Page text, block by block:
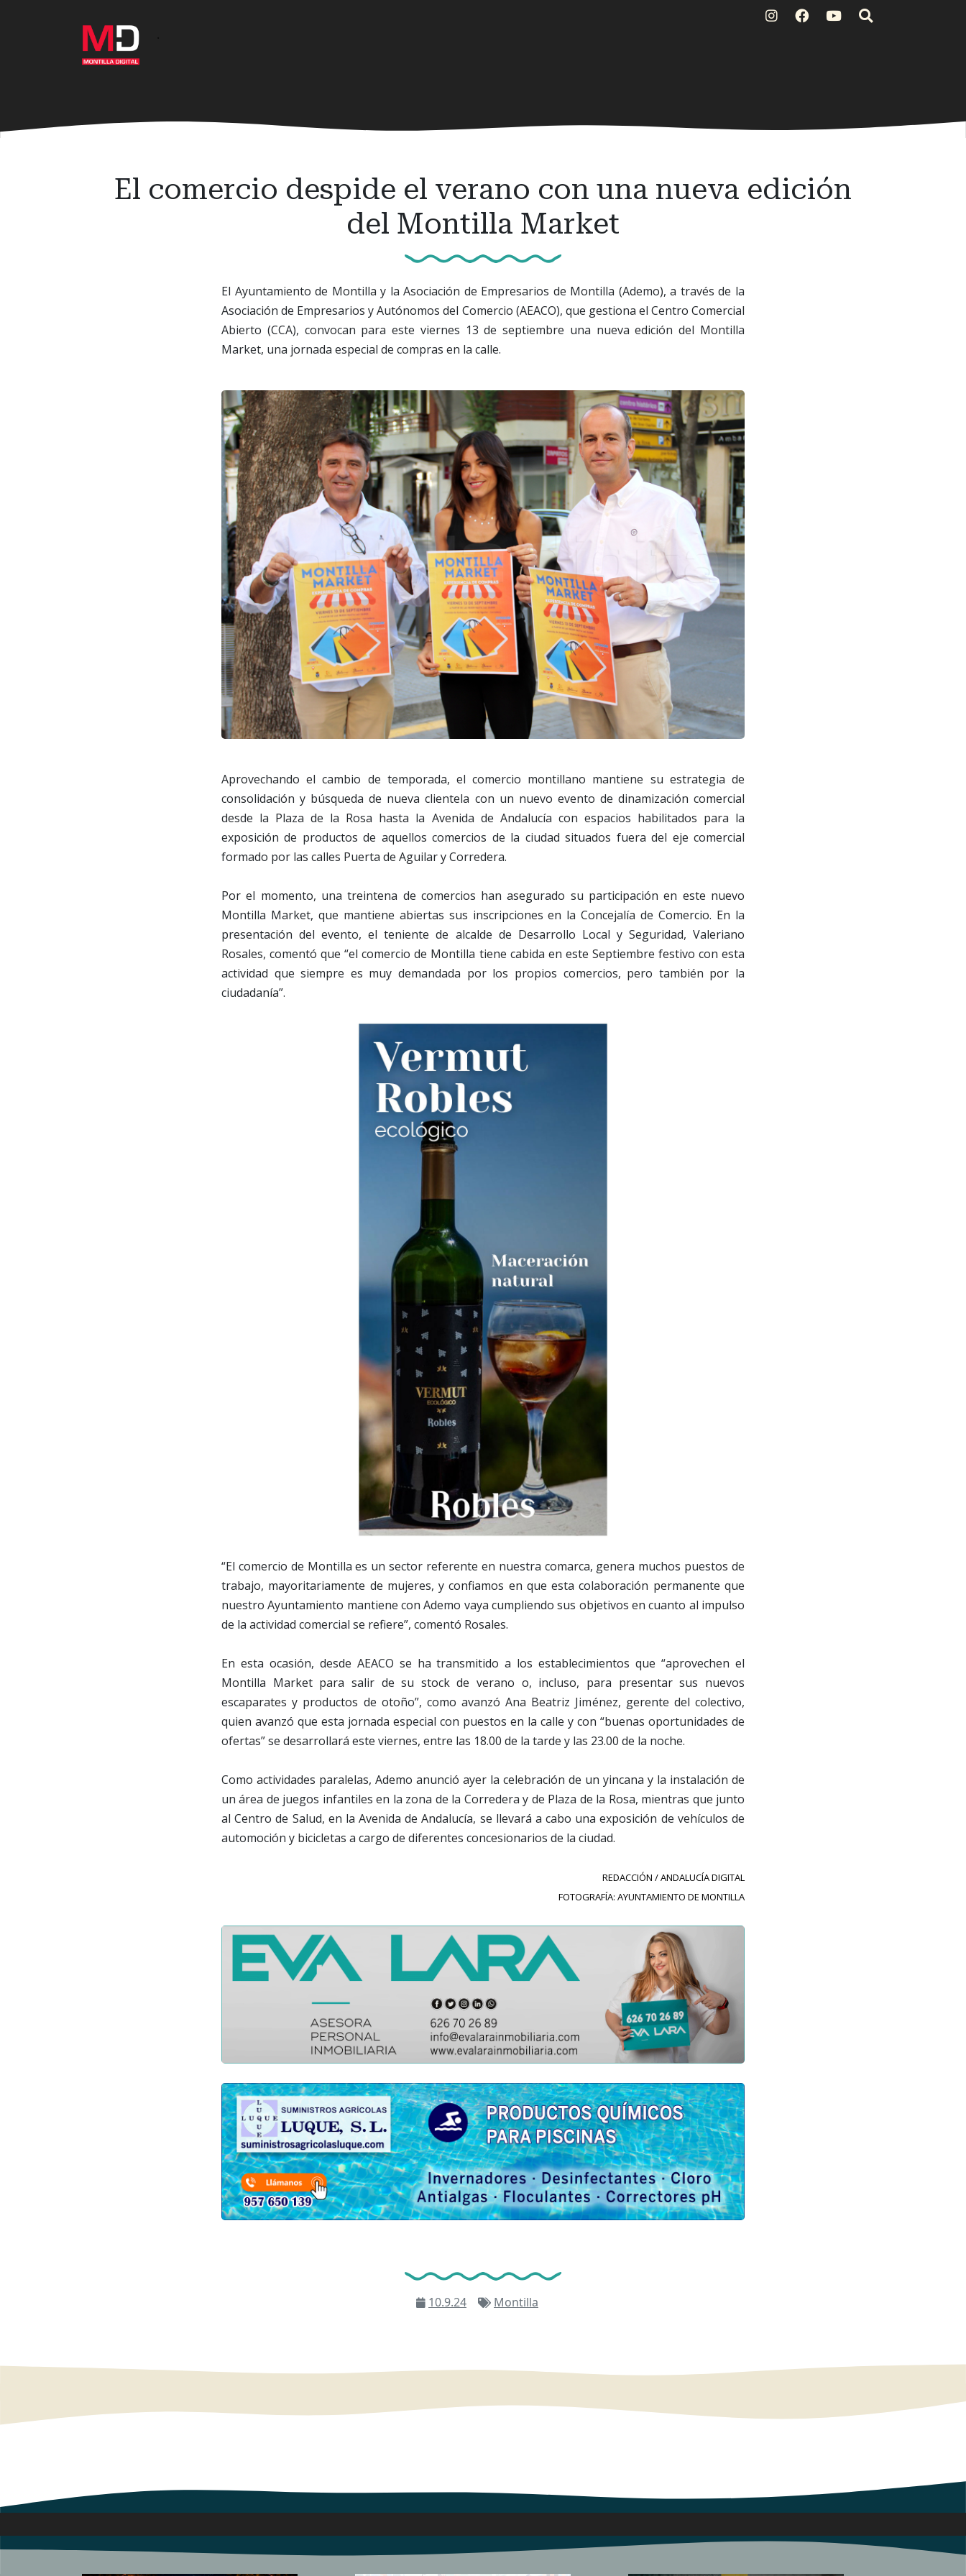
El comercio despide el verano con una nueva edición
del Montilla Market
El Ayuntamiento de Montilla y la Asociación de Empresarios de Montilla (Ademo), a través de la
Asociación de Empresarios y Autónomos del Comercio (AEACO), que gestiona el Centro Comercial
Abierto (CCA), convocan para este viernes 13 de septiembre una nueva edición del Montilla
Market, una jornada especial de compras en la calle.
Aprovechando el cambio de temporada, el comercio montillano mantiene su estrategia de
consolidación y búsqueda de nueva clientela con un nuevo evento de dinamización comercial
desde la Plaza de la Rosa hasta la Avenida de Andalucía con espacios habilitados para la
exposición de productos de aquellos comercios de la ciudad situados fuera del eje comercial
formado por las calles Puerta de Aguilar y Corredera.
Por el momento, una treintena de comercios han asegurado su participación en este nuevo
Montilla Market, que mantiene abiertas sus inscripciones en la Concejalía de Comercio. En la
presentación del evento, el teniente de alcalde de Desarrollo Local y Seguridad, Valeriano
Rosales, comentó que “el comercio de Montilla tiene cabida en este Septiembre festivo con esta
actividad que siempre es muy demandada por los propios comercios, pero también por la
ciudadanía”.
“El comercio de Montilla es un sector referente en nuestra comarca, genera muchos puestos de
trabajo, mayoritariamente de mujeres, y confiamos en que esta colaboración permanente que
nuestro Ayuntamiento mantiene con Ademo vaya cumpliendo sus objetivos en cuanto al impulso
de la actividad comercial se refiere”, comentó Rosales.
En esta ocasión, desde AEACO se ha transmitido a los establecimientos que “aprovechen el
Montilla Market para salir de su stock de verano o, incluso, para presentar sus nuevos
escaparates y productos de otoño”, como avanzó Ana Beatriz Jiménez, gerente del colectivo,
quien avanzó que esta jornada especial con puestos en la calle y con “buenas oportunidades de
ofertas” se desarrollará este viernes, entre las 18.00 de la tarde y las 23.00 de la noche.
Como actividades paralelas, Ademo anunció ayer la celebración de un yincana y la instalación de
un área de juegos infantiles en la zona de la Corredera y de Plaza de la Rosa, mientras que junto
al Centro de Salud, en la Avenida de Andalucía, se llevará a cabo una exposición de vehículos de
automoción y bicicletas a cargo de diferentes concesionarios de la ciudad.
REDACCIÓN / ANDALUCÍA DIGITAL
FOTOGRAFÍA: AYUNTAMIENTO DE MONTILLA
10.9.24 Montilla